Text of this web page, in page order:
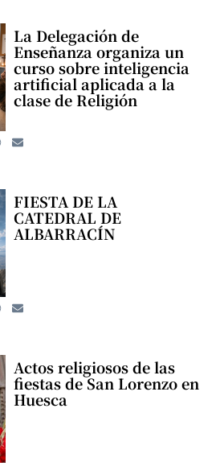
La Delegación de
Enseñanza organiza un
curso sobre inteligencia
artificial aplicada a la
clase de Religión
FIESTA DE LA
CATEDRAL DE
ALBARRACÍN
Actos religiosos de las
fiestas de San Lorenzo en
Huesca